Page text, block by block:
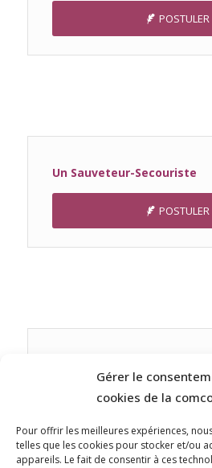
Gérer le
cookies de la
Pour offrir les meilleures expériences,
telles que les cookies pour stocker et/ou
appareils. Le fait de consentir à ces
POSTULER
Un Sauveteur-Secouriste
POSTULER
POSTULER